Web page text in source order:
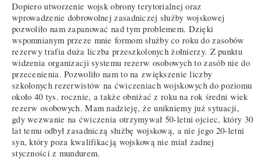
Dopiero utworzenie wojsk obrony terytorialnej oraz
wprowadzenie dobrowolnej zasadniczej służby wojskowej
pozwoliło nam zapanować nad tym problemem. Dzięki
wspomnianym przeze mnie formom służby co roku do zasobów
rezerwy trafia duża liczba przeszkolonych żołnierzy. Z punktu
widzenia organizacji systemu rezerw osobowych to zasób nie do
przecenienia. Pozwoliło nam to na zwiększenie liczby
szkolonych rezerwistów na ćwiczeniach wojskowych do poziomu
około 40 tys. rocznie, a także obniżać z roku na rok średni wiek
rezerw osobowych. Mam nadzieję, że unikniemy już sytuacji,
gdy wezwanie na ćwiczenia otrzymywał 50-letni ojciec, który 30
lat temu odbył zasadniczą służbę wojskową, a nie jego 20-letni
syn, który poza kwalifikacją wojskową nie miał żadnej
styczności z mundurem.